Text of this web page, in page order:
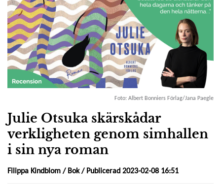
Foto: Albert Bonniers Förlag/Jana Paegle
Julie Otsuka skärskådar
verkligheten genom simhallen
i sin nya roman
Filippa Kindblom / Bok/ Publicerad 2023-02-08 16:51